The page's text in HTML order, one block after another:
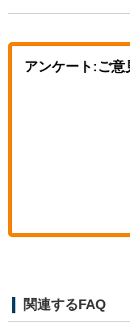
アンケート:ご意
関連するFAQ